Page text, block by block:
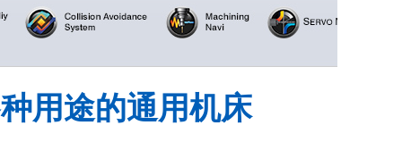
用途的通用机床